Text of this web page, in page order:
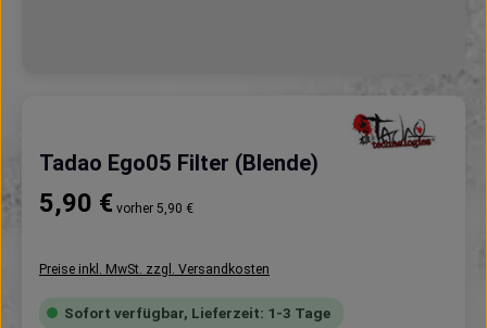
Tadao Ego05 Filter (Blende)
Regulärer Preis:
5,90 € vorher 5,90 €
Preise inkl. MwSt. zzgl. Versandkosten
Sofort verfügbar, Lieferzeit: 1-3 Tage